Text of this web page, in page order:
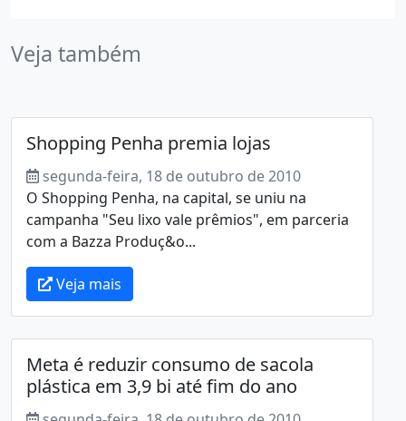
Veja também
Shopping Penha premia lojas
segunda-feira, 18 de outubro de 2010
O Shopping Penha, na capital, se uniu na
campanha "Seu lixo vale prêmios", em parceria
com a Bazza Produç&o...
Veja mais
Meta é reduzir consumo de sacola
plástica em 3,9 bi até fim do ano